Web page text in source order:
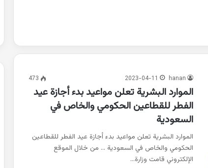
hanan
2023-04-11
473
الموارد البشرية تعلن مواعيد بدء أجازة عيد
الفطر للقطاعين الحكومي والخاص في
السعودية
الموارد البشرية تعلن مواعيد بدء أجازة عيد الفطر للقطاعين
الحكومي والخاص في السعودية … من خلال الموقع
الإلكتروني قامت وزارة…